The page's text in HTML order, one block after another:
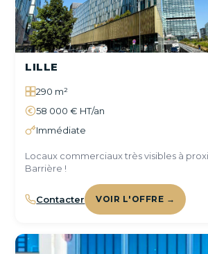
LILLE
290 m²
58 000 € HT/an
Immédiate
Locaux commerciaux très visibles à
Barrière !
Contacter VOIR L'OFFRE →